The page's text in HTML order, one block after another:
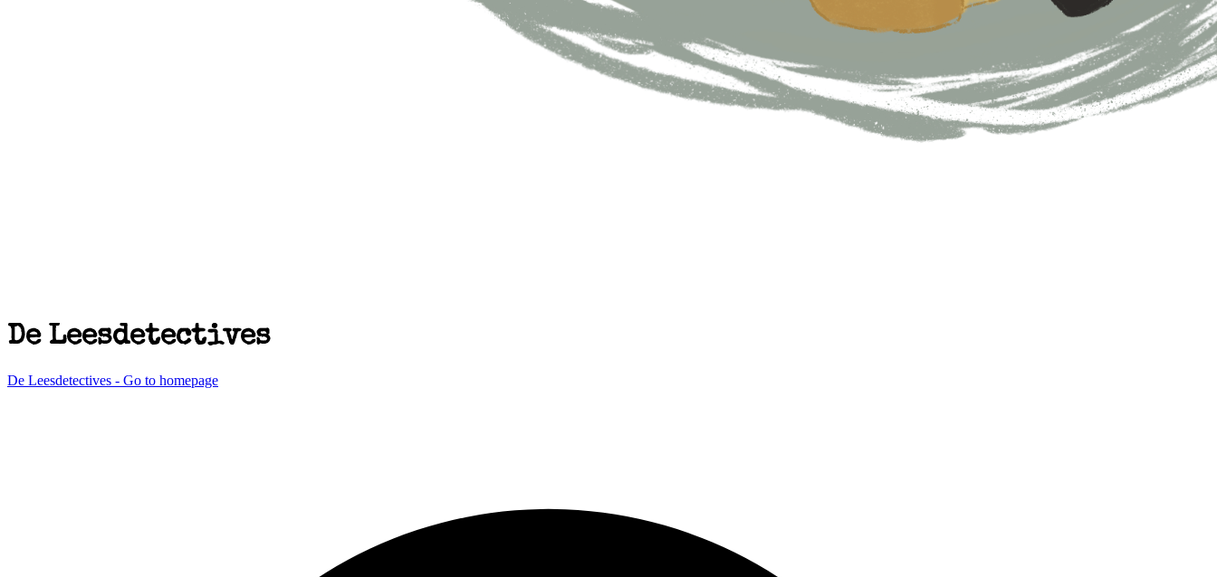
De Leesdetectives
De Leesdetectives - Go to homepage